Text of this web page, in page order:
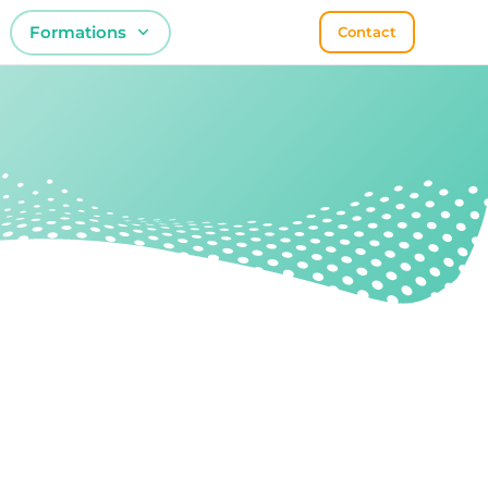
Formations Contact